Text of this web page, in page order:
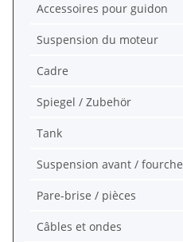
Accessoires pour guidon
Suspension du moteur
Cadre
Spiegel / Zubehör
Tank
Suspension avant / fourche
Pare-brise / pièces
Câbles et ondes